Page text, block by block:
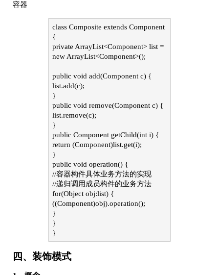
容器
class Composite extends Component
{
private ArrayList<Component> list =
new ArrayList<Component>();
public void add(Component c) {
list.add(c);
}
public void remove(Component c) {
list.remove(c);
}
public Component getChild(int i) {
return (Component)list.get(i);
}
public void operation() {
//容器构件具体业务方法的实现
//递归调用成员构件的业务方法
for(Object obj:list) {
((Component)obj).operation();
}
}
}
四、装饰模式